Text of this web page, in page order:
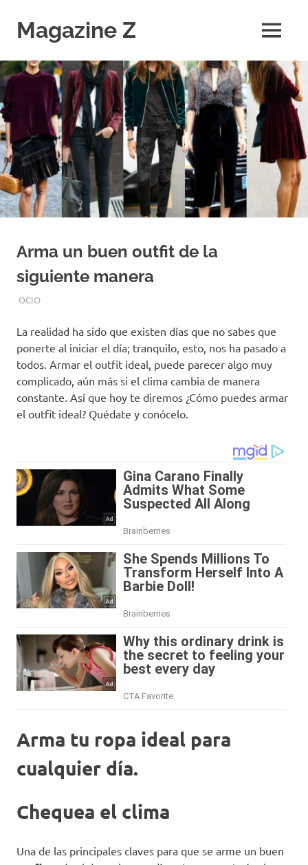
contenido
Magazine Z
de
Ciencia,
Tecnología,
Economía.
Diario
Digital
MENÚ
Arma un buen outfit de la
siguiente manera
MAYO 26, 2019
EQUIPO DE REDACCIÓN
OCIO
La realidad ha sido que existen días que no sabes que
ponerte al iniciar el día; tranquilo, esto, nos ha pasado a
todos. Armar el outfit ideal, puede parecer algo muy
complicado, aún más si el clima cambia de manera
constante. Así que hoy te diremos ¿Cómo puedes armar
el outfit ideal? Quédate y conócelo.
Arma tu ropa ideal para
cualquier día.
Chequea el clima
Una de las principales claves para que se arme un buen